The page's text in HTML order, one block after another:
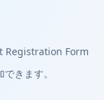
Registration Form
きます。